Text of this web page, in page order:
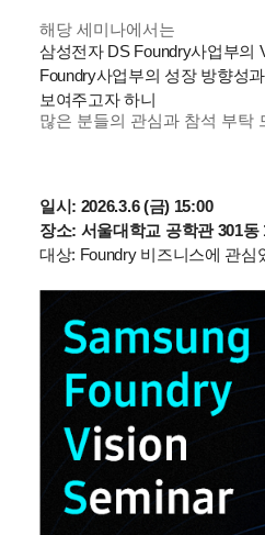
해당 세미나에서는
삼성전자 DS Foundry사업부의
Foundry사업부의 성장 방향성
보여주고자 하니
많은 분들의 관심과 참석 부탁
일시: 2026.3.6 (금) 15:00
장소: 서울대학교 공학관 301동
대상: Foundry 비즈니스에 관심